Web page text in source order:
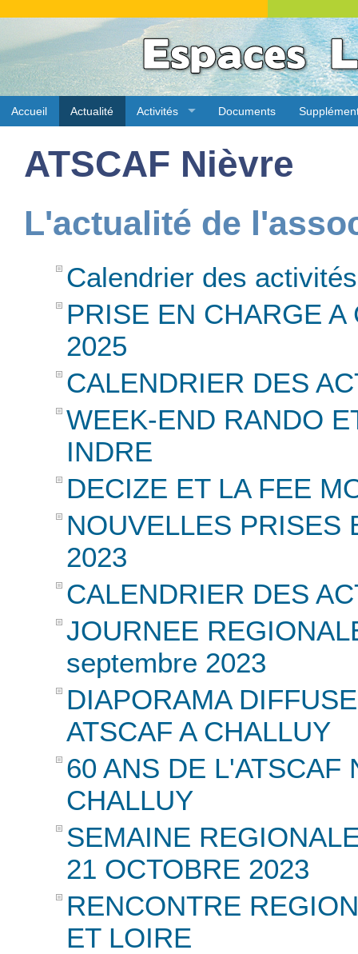
Accueil Actualité Activités Documents
ATSCAF Nièvre
L'actualité de
Calendrier des
PRISE EN CHARGE
2025
CALENDRIER DES
WEEK-END RANDO
INDRE
DECIZE ET LA FEE
NOUVELLES PRISES
2023
CALENDRIER DES
JOURNEE
septembre 2023
DIAPORAMA
ATSCAF A CHALLUY
60 ANS DE L'ATSCAF
CHALLUY
SEMAINE
21 OCTOBRE 2023
RENCONTRE
ET LOIRE